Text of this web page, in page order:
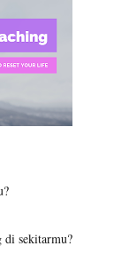
di sekitarmu?